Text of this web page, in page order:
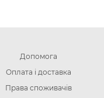
Допомога
Оплата і доставка
Права споживачів